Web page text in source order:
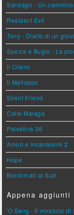
Santiago - Un
Resident Evil
Tony - Diario di un
Spezie e Bugie - La
Il Cileno
Il Malloppo
Silent Friend
Calle Malaga
Palestina 36
Amori e Incantesimi 2
Hope
Bentornati al Sud
Appena aggiunti
'O Sang - Il miracolo di